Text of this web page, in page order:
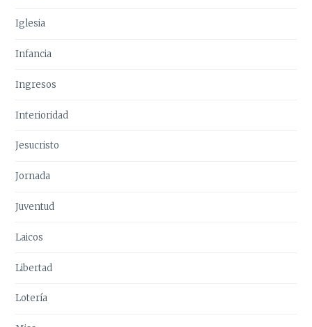
Iglesia
Infancia
Ingresos
Interioridad
Jesucristo
Jornada
Juventud
Laicos
Libertad
Lotería